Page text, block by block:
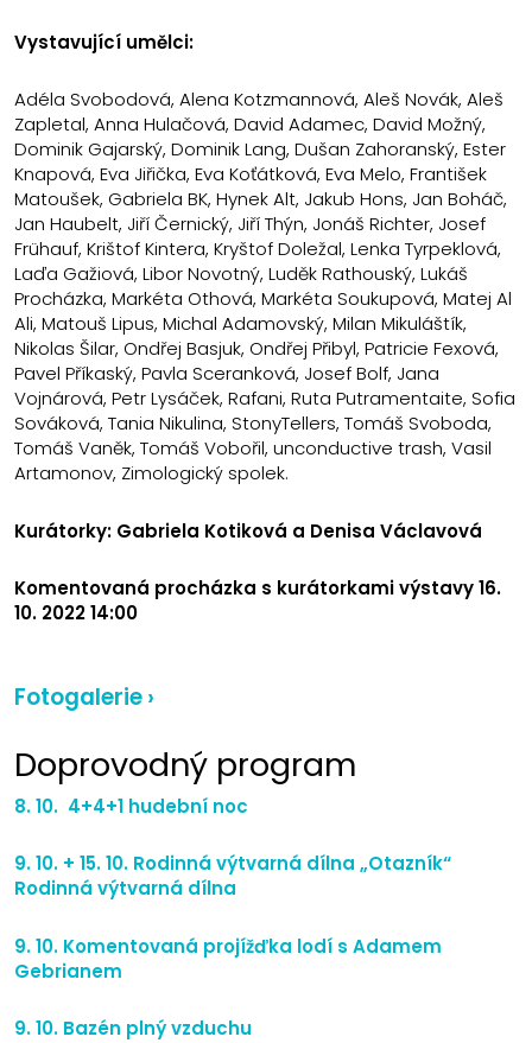
Vystavující umělci:
Adéla Svobodová, Alena Kotzmannová, Aleš Novák, Aleš
Zapletal, Anna Hulačová, David Adamec, David Možný,
Dominik Gajarský, Dominik Lang, Dušan Zahoranský, Ester
Knapová, Eva Jiřička, Eva Koťátková, Eva Melo, František
Matoušek, Gabriela BK, Hynek Alt, Jakub Hons, Jan Boháč,
Jan Haubelt, Jiří Černický, Jiří Thýn, Jonáš Richter, Josef
Frühauf, Krištof Kintera, Kryštof Doležal, Lenka Tyrpeklová,
Laďa Gažiová, Libor Novotný, Luděk Rathouský, Lukáš
Procházka, Markéta Othová, Markéta Soukupová, Matej Al
Ali, Matouš Lipus, Michal Adamovský, Milan Mikuláštík,
Nikolas Šilar, Ondřej Basjuk, Ondřej Přibyl, Patricie Fexová,
Pavel Příkaský, Pavla Sceranková, Josef Bolf, Jana
Vojnárová, Petr Lysáček, Rafani, Ruta Putramentaite, Sofia
Sováková, Tania Nikulina, StonyTellers, Tomáš Svoboda,
Tomáš Vaněk, Tomáš Vobořil, unconductive trash, Vasil
Artamonov, Zimologický spolek.
Kurátorky: Gabriela Kotiková a Denisa Václavová
Komentovaná procházka s kurátorkami výstavy 16.
10. 2022 14:00
Fotogalerie ›
Doprovodný program
8. 10. 4+4+1 hudební noc
9. 10. + 15. 10. Rodinná výtvarná dílna „Otazník“
Rodinná výtvarná dílna
9. 10. Komentovaná projížďka lodí s Adamem
Gebrianem
9. 10. Bazén plný vzduchu